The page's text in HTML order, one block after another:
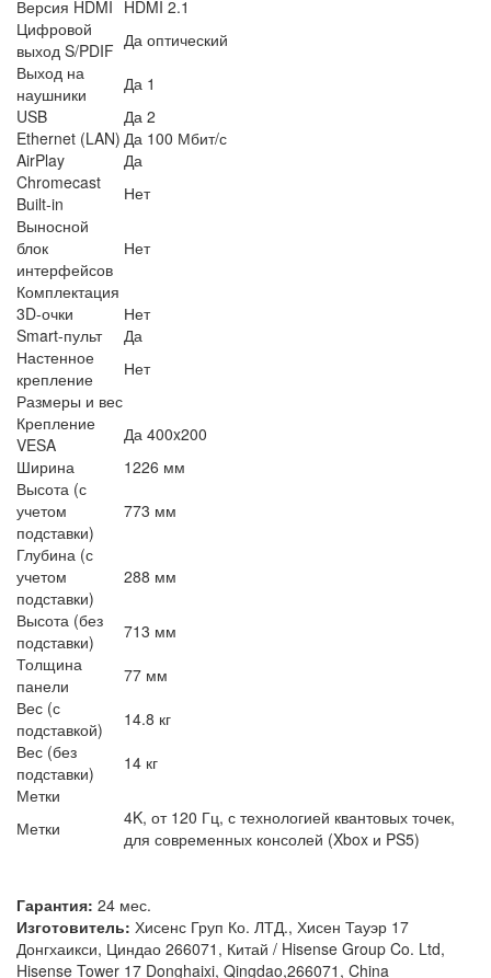
Версия HDMI HDMI 2.1
Цифровой
выход S/PDIF Да оптический
Выход на
наушники
Да 1
USB
Да 2
Ethernet (LAN) Да 100 Мбит/с
AirPlay
Да
Chromecast
Built-in
Нет
Выносной
блок
интерфейсов
Нет
Комплектация
3D-очки
Нет
Smart-пульт
Да
Настенное
крепление
Нет
Размеры и вес
Крепление
VESA
Да 400x200
Ширина
1226 мм
Высота (с
учетом
подставки)
773 мм
Глубина (с
учетом
подставки)
288 мм
Высота (без
подставки)
713 мм
Толщина
панели
77 мм
Вес (с
подставкой)
14.8 кг
Вес (без
подставки)
14 кг
Метки
Метки
4K, от 120 Гц, с технологией квантовых точек,
для современных консолей (Xbox и PS5)
Гарантия: 24 мес.
Изготовитель: Хисенс Груп Ко. ЛТД., Хисен Тауэр 17
Донгхаикси, Циндао 266071, Китай / Hisense Group Co. Ltd,
Hisense Tower 17 Donghaixi, Qingdao,266071, China